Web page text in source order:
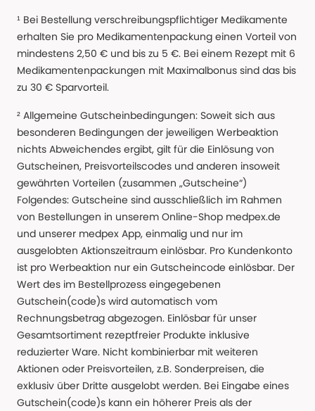
¹ Bei Bestellung verschreibungspflichtiger Medikamente
erhalten Sie pro Medikamentenpackung einen Vorteil von
mindestens 2,50 € und bis zu 5 €. Bei einem Rezept mit 6
Medikamentenpackungen mit Maximalbonus sind das bis
zu 30 € Sparvorteil.
² Allgemeine Gutscheinbedingungen: Soweit sich aus
besonderen Bedingungen der jeweiligen Werbeaktion
nichts Abweichendes ergibt, gilt für die Einlösung von
Gutscheinen, Preisvorteilscodes und anderen insoweit
gewährten Vorteilen (zusammen „Gutscheine“)
Folgendes: Gutscheine sind ausschließlich im Rahmen
von Bestellungen in unserem Online-Shop medpex.de
und unserer medpex App, einmalig und nur im
ausgelobten Aktionszeitraum einlösbar. Pro Kundenkonto
ist pro Werbeaktion nur ein Gutscheincode einlösbar. Der
Wert des im Bestellprozess eingegebenen
Gutschein(code)s wird automatisch vom
Rechnungsbetrag abgezogen. Einlösbar für unser
Gesamtsortiment rezeptfreier Produkte inklusive
reduzierter Ware. Nicht kombinierbar mit weiteren
Aktionen oder Preisvorteilen, z.B. Sonderpreisen, die
exklusiv über Dritte ausgelobt werden. Bei Eingabe eines
Gutschein(code)s kann ein höherer Preis als der